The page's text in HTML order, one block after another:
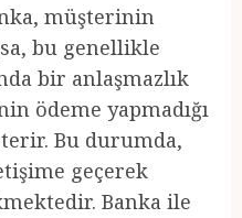
müşterinin
bu genellikle
bir anlaşmazlık
ödeme yapmadığı
Bu durumda,
geçerek
Banka ile